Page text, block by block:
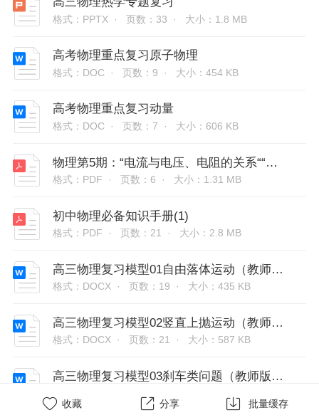
格式：PPTX · 页数：33 · 大小：1.8 MB
高考物理重点复习原子物理
格式：DOC · 页数：9 · 大小：454 KB
高考物理重点复习动量
格式：DOC · 页数：7 · 大小：606 KB
物理第5期：“电流与电压、电阻的关系““欧姆定律”
格式：PDF · 页数：6 · 大小：1.31 MB
初中物理必备知识手册(1)
格式：PDF · 页数：21 · 大小：2.8 MB
高三物理复习模型01自由落体运动（教师版含解析）
格式：DOCX · 页数：19 · 大小：435 KB
高三物理复习模型02竖直上抛运动（教师版含解析）
格式：DOCX · 页数：21 · 大小：587 KB
高三物理复习模型03刹车类问题（教师版含解析）
 收藏  分享  批量缓存